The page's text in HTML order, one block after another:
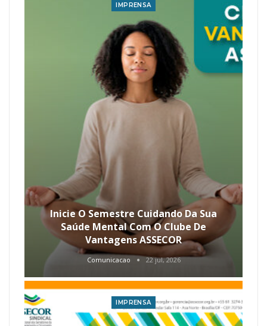
IMPRENSA
Inicie O Semestre Cuidando Da Sua
Saúde Mental Com O Clube De
Vantagens ASSECOR
Comunicacao 22 jul, 2026
IMPRENSA